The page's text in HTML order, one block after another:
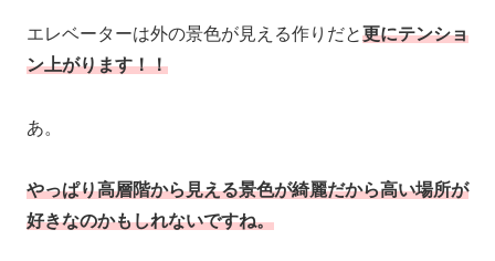
エレベーターは外の景色が見える作りだと更にテンショ
ン上がります！！
あ。
やっぱり高層階から見える景色が綺麗だから高い場所が
好きなのかもしれないですね。